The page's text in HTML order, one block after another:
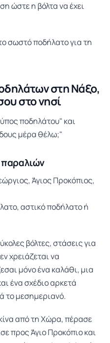
ώστε η βόλτα να έχει
σωστό ποδήλατο για τη
στη Νάξο,
στο νησί
ποδηλάτου" και
μέρα θέλω;"
Άγιος Προκόπιος,
αστικό ποδήλατο ή
βόλτες, στάσεις για
χρειάζεται να
μόνο ένα καλάθι, μια
ένα σχέδιο αρκετά
το μεσημεριανό.
από τη Χώρα, πέρασε
προς Άγιο Προκόπιο και